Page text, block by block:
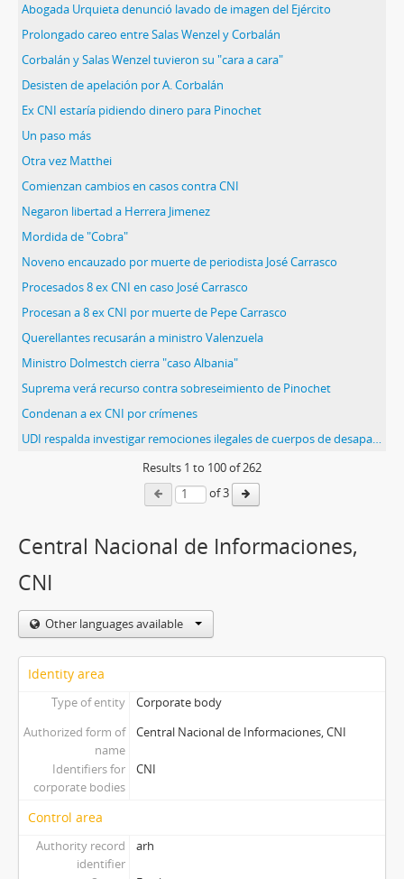
Abogada Urquieta denunció lavado de imagen del Ejército
Prolongado careo entre Salas Wenzel y Corbalán
Corbalán y Salas Wenzel tuvieron su "cara a cara"
Desisten de apelación por A. Corbalán
Ex CNI estaría pidiendo dinero para Pinochet
Un paso más
Otra vez Matthei
Comienzan cambios en casos contra CNI
Negaron libertad a Herrera Jimenez
Mordida de "Cobra"
Noveno encauzado por muerte de periodista José Carrasco
Procesados 8 ex CNI en caso José Carrasco
Procesan a 8 ex CNI por muerte de Pepe Carrasco
Querellantes recusarán a ministro Valenzuela
Ministro Dolmestch cierra "caso Albania"
Suprema verá recurso contra sobreseimiento de Pinochet
Condenan a ex CNI por crímenes
UDI respalda investigar remociones ilegales de cuerpos de desaparecidos
Results 1 to 100of 262
of 3
Central Nacional de Informaciones,
CNI
Other languages available
Identity area
Type of entity
Corporate body
Authorized form of
name
Central Nacional de Informaciones, CNI
Identifiers for
corporate bodies
CNI
Control area
Authority record
identifier
arh